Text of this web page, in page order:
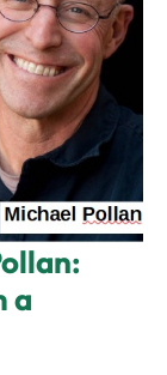
a